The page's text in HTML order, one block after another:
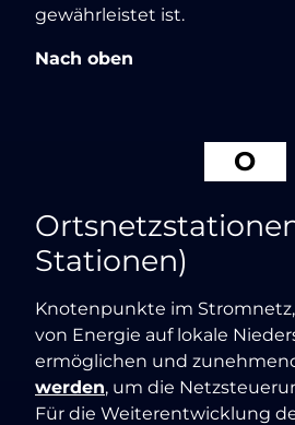
gewährleistet ist.
Nach oben
O
Stationen)
Knotenpunkte im
von Energie auf lokale
ermöglichen und
werden, um die
Für die Weiterentwicklung